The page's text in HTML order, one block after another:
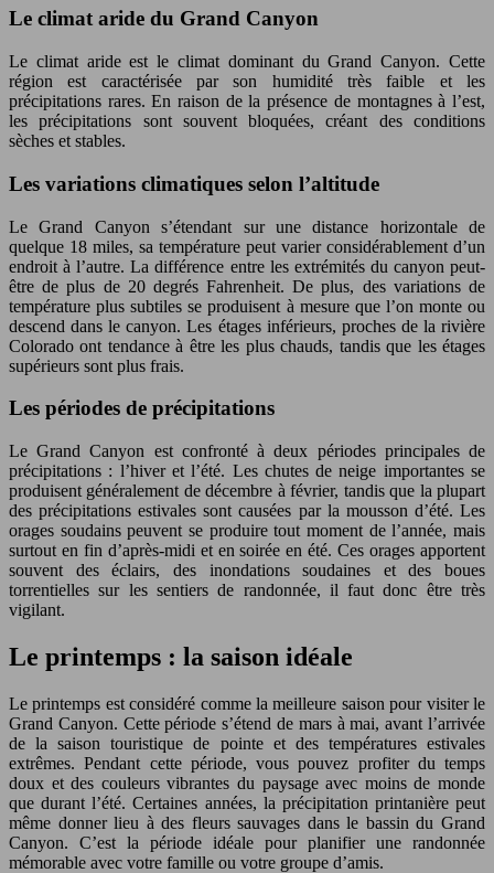
Le climat aride du Grand Canyon
Le climat aride est le climat dominant du Grand Canyon. Cette
région est caractérisée par son humidité très faible et les
précipitations rares. En raison de la présence de montagnes à l’est,
les précipitations sont souvent bloquées, créant des conditions
sèches et stables.
Les variations climatiques selon l’altitude
Le Grand Canyon s’étendant sur une distance horizontale de
quelque 18 miles, sa température peut varier considérablement d’un
endroit à l’autre. La différence entre les extrémités du canyon peut-
être de plus de 20 degrés Fahrenheit. De plus, des variations de
température plus subtiles se produisent à mesure que l’on monte ou
descend dans le canyon. Les étages inférieurs, proches de la rivière
Colorado ont tendance à être les plus chauds, tandis que les étages
supérieurs sont plus frais.
Les périodes de précipitations
Le Grand Canyon est confronté à deux périodes principales de
précipitations : l’hiver et l’été. Les chutes de neige importantes se
produisent généralement de décembre à février, tandis que la plupart
des précipitations estivales sont causées par la mousson d’été. Les
orages soudains peuvent se produire tout moment de l’année, mais
surtout en fin d’après-midi et en soirée en été. Ces orages apportent
souvent des éclairs, des inondations soudaines et des boues
torrentielles sur les sentiers de randonnée, il faut donc être très
vigilant.
Le printemps : la saison idéale
Le printemps est considéré comme la meilleure saison pour visiter le
Grand Canyon. Cette période s’étend de mars à mai, avant l’arrivée
de la saison touristique de pointe et des températures estivales
extrêmes. Pendant cette période, vous pouvez profiter du temps
doux et des couleurs vibrantes du paysage avec moins de monde
que durant l’été. Certaines années, la précipitation printanière peut
même donner lieu à des fleurs sauvages dans le bassin du Grand
Canyon. C’est la période idéale pour planifier une randonnée
mémorable avec votre famille ou votre groupe d’amis.